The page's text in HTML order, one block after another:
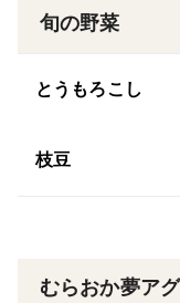
ら丁寧に手がけた畑
こしずつ加え、手
生まれ変わりました
・しっとり、なめ
旬の野菜
とうもろこし
枝豆
むらおか夢ア